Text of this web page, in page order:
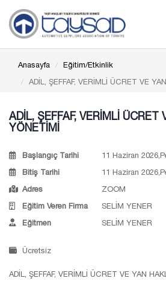
Anasayfa
Eğitim/Etkinlik
ADİL, ŞEFFAF, VERİMLİ ÜCRET VE
ADİL, ŞEFFAF, VERİMLİ ÜCRET
YÖNETİMİ
Başlangıç Tarihi
11 Haziran
Bitiş Tarihi
11 Haziran
Adres
ZOOM
Eğitim Veren Firma
SELİM YENER
Eğitmen
SELİM YENER
Ücretsiz
ADİL, ŞEFFAF, VERİMLİ ÜCRET VE YAN